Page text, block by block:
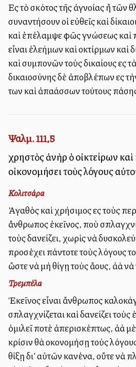
Εἰς τὸ σκότος τῆς ἀγνοίας ἢ τῶν
συναντήσουν οἱ εὐθεῖς καὶ
καὶ ἐπέλαμψε φῶς γνώσεως καὶ
εἶναι ἐλεήμων καὶ οἰκτίρμων
καὶ συμπονῶν τοὺς δικαίους εἰς
δικαιοσύνης δὲ ἀποβλέπων εἰς
των καὶ ἀπαλλάσσων τούτους
Ψαλμ. 111,5
χρηστὸς ἀνὴρ ὁ οἰκτείρων καὶ
οἰκονομήσει τοὺς λόγους
Κολιτσάρα
Ἀγαθὸς καὶ χρήσιμος εἰς τοὺς
ἄνθρωπος ἐκεῖνος, ποὺ
τοὺς δανείζει, χωρὶς νὰ
προσέχει πάντοτε τοὺς λόγους
ὥστε νὰ μὴ θίγῃ τοὺς ἄλλους, ἀλλὰ
Τρεμπέλα
Ἐκεῖνος εἶναι ἄνθρωπος
σπλαγχνίζεται καὶ δανείζει
ὁμιλεῖ ποτὲ ἀπερισκέπτως, ἀλλὰ
κρίσιν θὰ οἰκονομήσῃ τοὺς
θίξῃ δι’ αὐτῶν κανένα, οὔτε